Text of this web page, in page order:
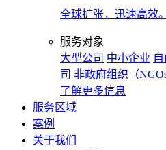
全球扩张，迅速高效。
服务对象
大型公司 中小企业
司 非政府组织（NGOs
了解更多信息
服务区域
案例
关于我们